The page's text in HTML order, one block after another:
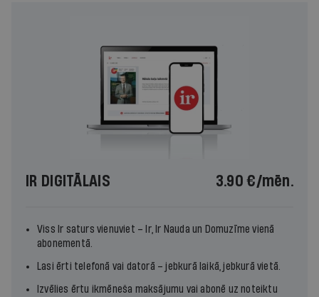
IR DIGITĀLAIS 3.90 €/mēn.
Viss Ir saturs vienuviet – Ir, Ir Nauda un Domuzīme vienā
abonementā.
Lasi ērti telefonā vai datorā – jebkurā laikā, jebkurā vietā.
Izvēlies ērtu ikmēneša maksājumu vai abonē uz noteiktu